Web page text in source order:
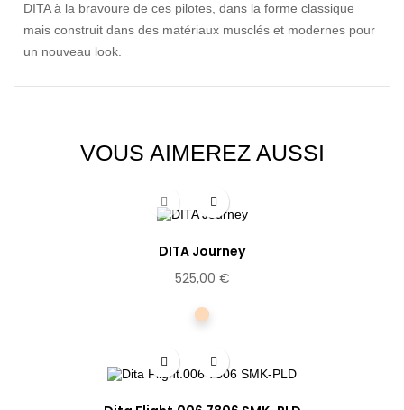
DITA à la bravoure de ces pilotes, dans la forme classique
mais construit dans des matériaux musclés et modernes pour
un nouveau look.
VOUS AIMEREZ AUSSI
DITA Journey
525,00 €
Dorée